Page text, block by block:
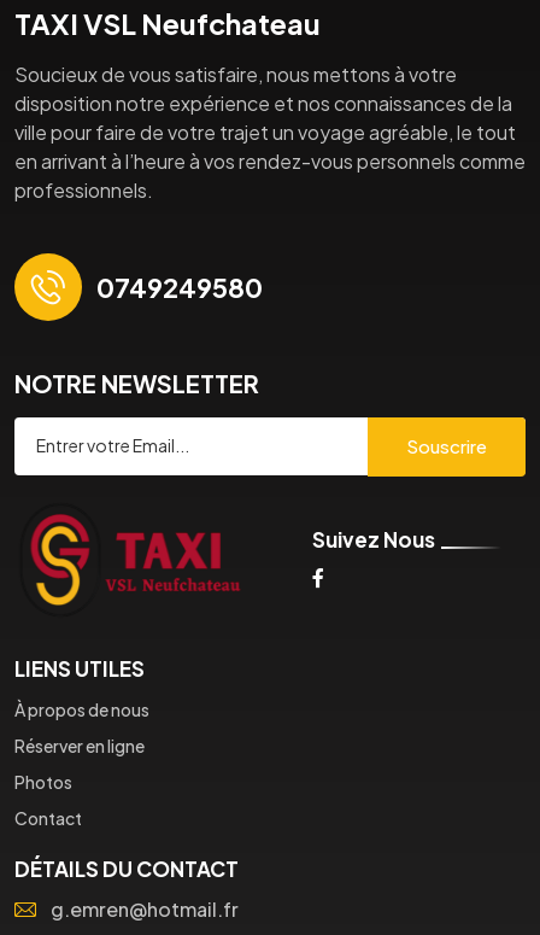
TAXI VSL Neufchateau
Soucieux de vous satisfaire, nous mettons à votre
disposition notre expérience et nos connaissances de la
ville pour faire de votre trajet un voyage agréable, le tout
en arrivant à l’heure à vos rendez-vous personnels comme
professionnels.
0749249580
NOTRE NEWSLETTER
Souscrire
Suivez Nous
LIENS UTILES
À propos de nous
Réserver en ligne
Photos
Contact
DÉTAILS DU CONTACT
g.emren@hotmail.fr